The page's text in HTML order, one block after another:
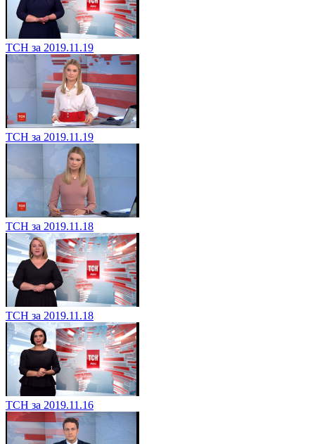
ТСН за 2019.11.19
ТСН за 2019.11.19
ТСН за 2019.11.18
ТСН за 2019.11.18
ТСН за 2019.11.16